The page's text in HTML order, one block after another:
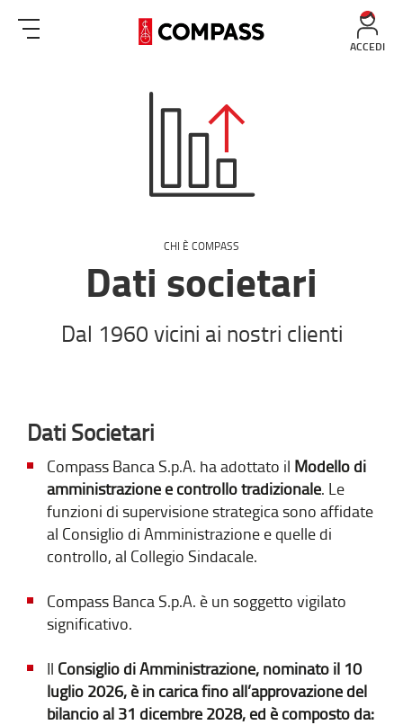
ACCEDI
CHI È COMPASS
Dati societari
Dal 1960 vicini ai nostri clienti
Dati Societari
Compass Banca S.p.A. ha adottato il Modello di
amministrazione e controllo tradizionale. Le
funzioni di supervisione strategica sono affidate
al Consiglio di Amministrazione e quelle di
controllo, al Collegio Sindacale.
Compass Banca S.p.A. è un soggetto vigilato
significativo.
Il Consiglio di Amministrazione, nominato il 10
luglio 2026, è in carica fino all’approvazione del
bilancio al 31 dicembre 2028, ed è composto da: